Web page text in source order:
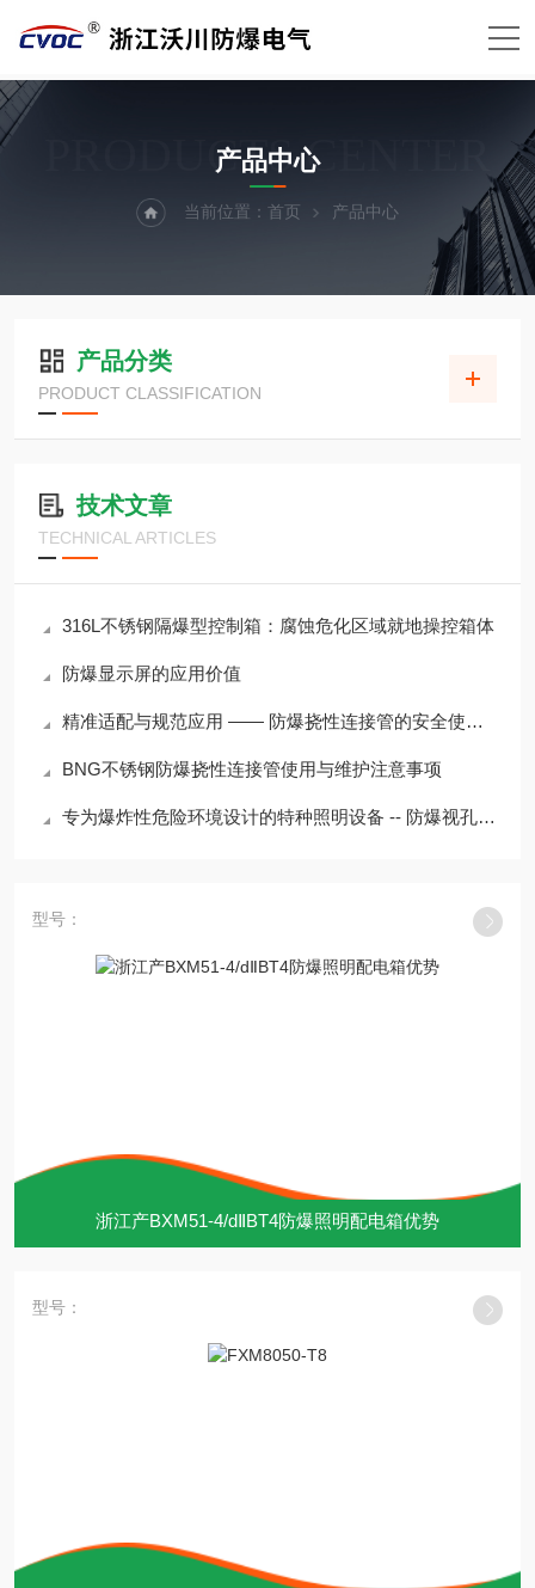
PRODUCTS CENTER
产品中心
当前位置： 首页 产品中心
产品分类
PRODUCT CLASSIFICATION
技术文章
TECHNICAL ARTICLES
316L不锈钢隔爆型控制箱：腐蚀危化区域就地操控箱体
防爆显示屏的应用价值
精准适配与规范应用 —— 防爆挠性连接管的安全使用要点
BNG不锈钢防爆挠性连接管使用与维护注意事项
专为爆炸性危险环境设计的特种照明设备 -- 防爆视孔灯安装注意事项
型号：
浙江产BXM51-4/dⅡBT4防爆照明配电箱优势
型号：